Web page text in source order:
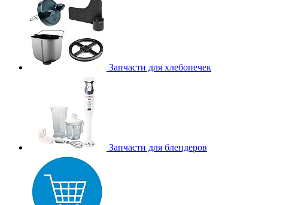
Запчасти для хлебопечек
Запчасти для блендеров